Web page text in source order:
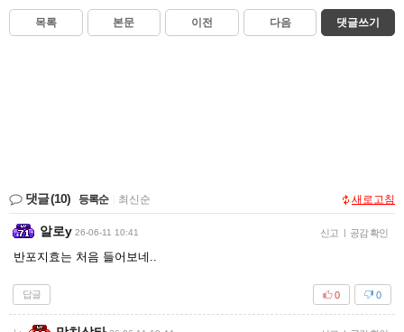
목록 본문 이전 다음 댓글쓰기
댓글(10) 등록순 최신순 새로고침
알로y 26-06-11 10:41 신고 | 공감 확인
반포지효는 처음 들어보네..
답글 0
0